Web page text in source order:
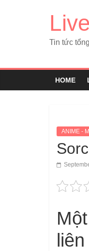
Tin tức
HOME
ANIME -